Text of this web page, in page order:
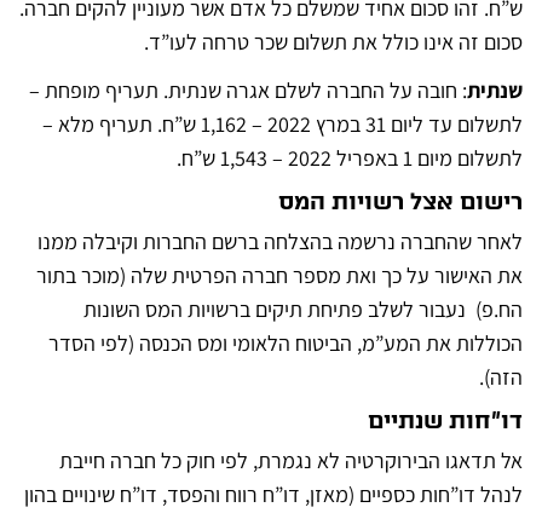
ש”ח. זהו סכום אחיד שמשלם כל אדם אשר מעוניין להקים חברה.
סכום זה אינו כולל את תשלום שכר טרחה לעו”ד.
שנתית: חובה על החברה לשלם אגרה שנתית. תעריף מופחת –
לתשלום עד ליום 31 במרץ 2022 – 1,162 ש”ח. תעריף מלא –
לתשלום מיום 1 באפריל 2022 – 1,543 ש”ח.
רישום אצל רשויות המס
לאחר שהחברה נרשמה בהצלחה ברשם החברות וקיבלה ממנו
את האישור על כך ואת מספר חברה הפרטית שלה (מוכר בתור
הח.פ) נעבור לשלב פתיחת תיקים ברשויות המס השונות
הכוללות את המע”מ, הביטוח הלאומי ומס הכנסה (לפי הסדר
הזה).
דו”חות שנתיים
אל תדאגו הבירוקרטיה לא נגמרת, לפי חוק כל חברה חייבת
לנהל דו”חות כספיים (מאזן, דו”ח רווח והפסד, דו”ח שינויים בהון